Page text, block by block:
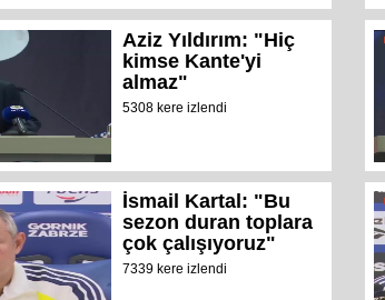
Aziz Yıldırım: "Hiç
kimse Kante'yi
almaz"
5308 kere izlendi
İsmail Kartal: "Bu
sezon duran toplara
çok çalışıyoruz"
7339 kere izlendi